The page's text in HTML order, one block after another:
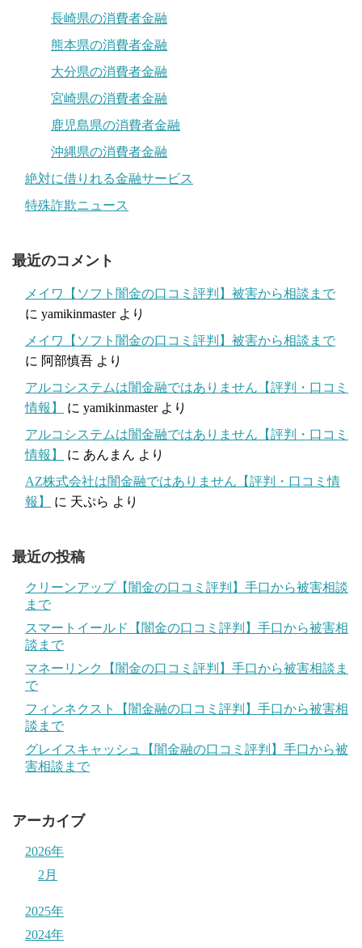
長崎県の消費者金融
熊本県の消費者金融
大分県の消費者金融
宮崎県の消費者金融
鹿児島県の消費者金融
沖縄県の消費者金融
絶対に借りれる金融サービス
特殊詐欺ニュース
最近のコメント
メイワ【ソフト闇金の口コミ評判】被害から相談まで
に yamikinmasterより
メイワ【ソフト闇金の口コミ評判】被害から相談まで
に 阿部慎吾 より
アルコシステムは闇金融ではありません【評判・口コミ
情報】
に yamikinmasterより
アルコシステムは闇金融ではありません【評判・口コミ
情報】
に あんまん より
AZ株式会社は闇金融ではありません【評判・口コミ情
報】
に 天ぷら より
最近の投稿
クリーンアップ【闇金の口コミ評判】手口から被害相談
まで
スマートイールド【闇金の口コミ評判】手口から被害相
談まで
マネーリンク【闇金の口コミ評判】手口から被害相談ま
で
フィンネクスト【闇金融の口コミ評判】手口から被害相
談まで
グレイスキャッシュ【闇金融の口コミ評判】手口から被
害相談まで
アーカイブ
2026年
2月
2025年
2024年